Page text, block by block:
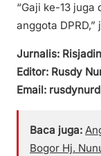
“Gaji ke-13
anggota
Jurnalis:
Editor: Rusdy
Email:
Baca juga:
Bogor Hj.